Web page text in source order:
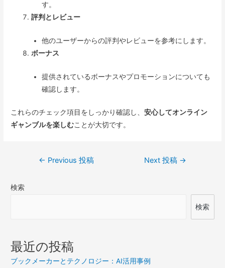
す。
評判とレビュー
他のユーザーからの評判やレビューを参考にします。
ボーナス
提供されているボーナスやプロモーションについても
確認します。
これらのチェック項目をしっかり確認し、安心してオンライン
ギャンブルを楽しむことが大切です。
ー
シ
← Previous 投稿 Next 投稿 →
検索
検索
最近の投稿
ブックメーカーとテクノロジー：AI活用事例